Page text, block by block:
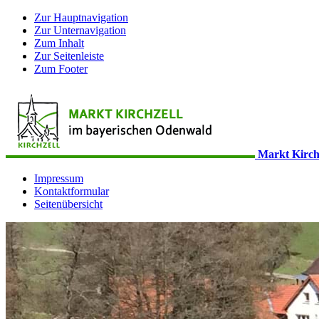
Zur Hauptnavigation
Zur Unternavigation
Zum Inhalt
Zur Seitenleiste
Zum Footer
Markt
Impressum
Kontaktformular
Seitenübersicht